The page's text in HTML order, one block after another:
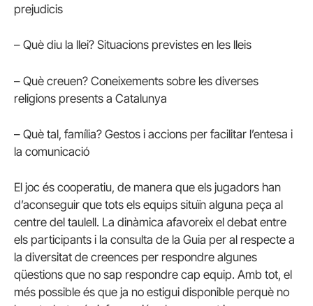
prejudicis
– Què diu la llei? Situacions previstes en les lleis
– Què creuen? Coneixements sobre les diverses
religions presents a Catalunya
– Què tal, família? Gestos i accions per facilitar l’entesa i
la comunicació
El joc és cooperatiu, de manera que els jugadors han
d’aconseguir que tots els equips situïn alguna peça al
centre del taulell. La dinàmica afavoreix el debat entre
els participants i la consulta de la Guia per al respecte a
la diversitat de creences per respondre algunes
qüestions que no sap respondre cap equip. Amb tot, el
més possible és que ja no estigui disponible perquè no